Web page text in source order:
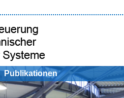
Publikationen